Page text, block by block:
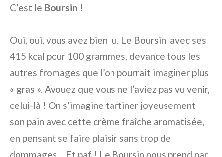
C’est le Boursin !
Oui, oui, vous avez bien lu. Le Boursin, avec ses
415 kcal pour 100 grammes, devance tous les
autres fromages que l’on pourrait imaginer plus
« gras ». Avouez que vous ne l’aviez pas vu venir,
celui-là ! On s’imagine tartiner joyeusement
son pain avec cette crème fraîche aromatisée,
en pensant se faire plaisir sans trop de
dommages… Et paf ! Le Boursin nous prend par